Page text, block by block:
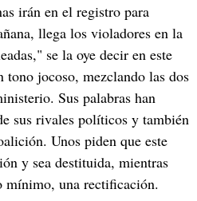
irán en el registro para
llega los violadores en la
se la oye decir en este
tono jocoso, mezclando las dos
Sus palabras han
sus rivales políticos y también
Unos piden que este
y sea destituida, mientras
mínimo, una rectificación.